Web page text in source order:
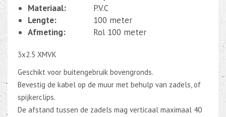
Materiaal:
P.V.C
Lengte:
100 meter
Afmeting:
Rol 100 meter
3x2.5 XMVK
Geschikt voor buitengebruik bovengronds.
Bevestig de kabel op de muur met behulp van zadels, of
spijkerclips.
De afstand tussen de zadels mag verticaal maximaal 40